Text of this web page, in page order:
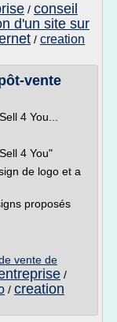
/ conseil
d'un site sur
/ creation
vente
4 You...
4 You"
de logo et a
proposés
vente de
/
/ creation